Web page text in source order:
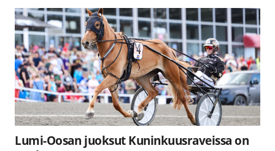
Lumi-Oosan juoksut Kuninkuusraveissa on